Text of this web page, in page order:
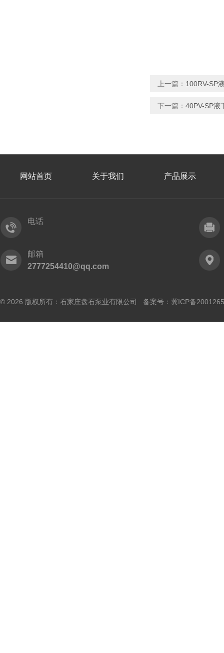
上一篇： 100RV-SP
下一篇： 40PV-SP液
网站首页 关于我们 产品展示
电话
邮箱
2777254410@qq.com
© 2026 版权所有：石家庄盘石泵业有限公司 备案号： 冀ICP备